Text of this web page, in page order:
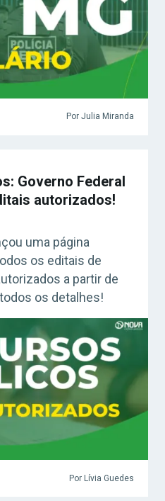
Por Julia Miranda
Governo Federal
autorizados!
uma página
os editais de
a partir de
os detalhes!
Por Lívia Guedes